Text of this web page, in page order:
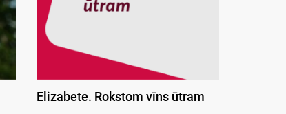
Elizabete. Rokstom vīns ūtram